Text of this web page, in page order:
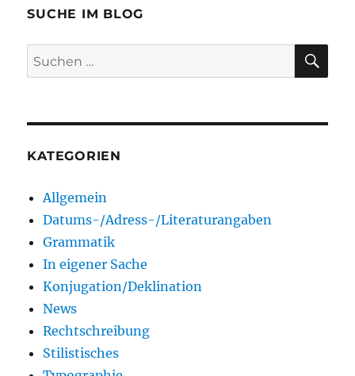
SUCHE IM BLOG
Suchen
nach:
KATEGORIEN
Allgemein
Datums-/Adress-/Literaturangaben
Grammatik
In eigener Sache
Konjugation/Deklination
News
Rechtschreibung
Stilistisches